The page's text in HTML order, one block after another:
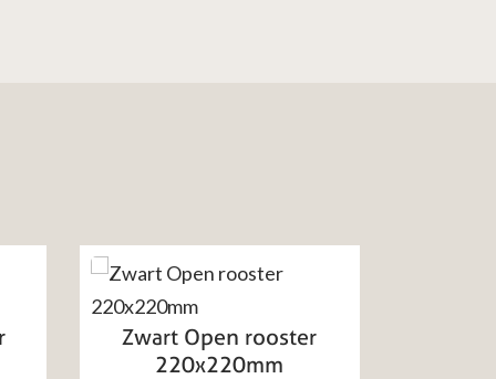
Zwart Open rooster
220x220mm